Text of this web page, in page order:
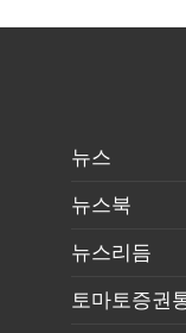
뉴스
뉴스북
뉴스리듬
토마토증권